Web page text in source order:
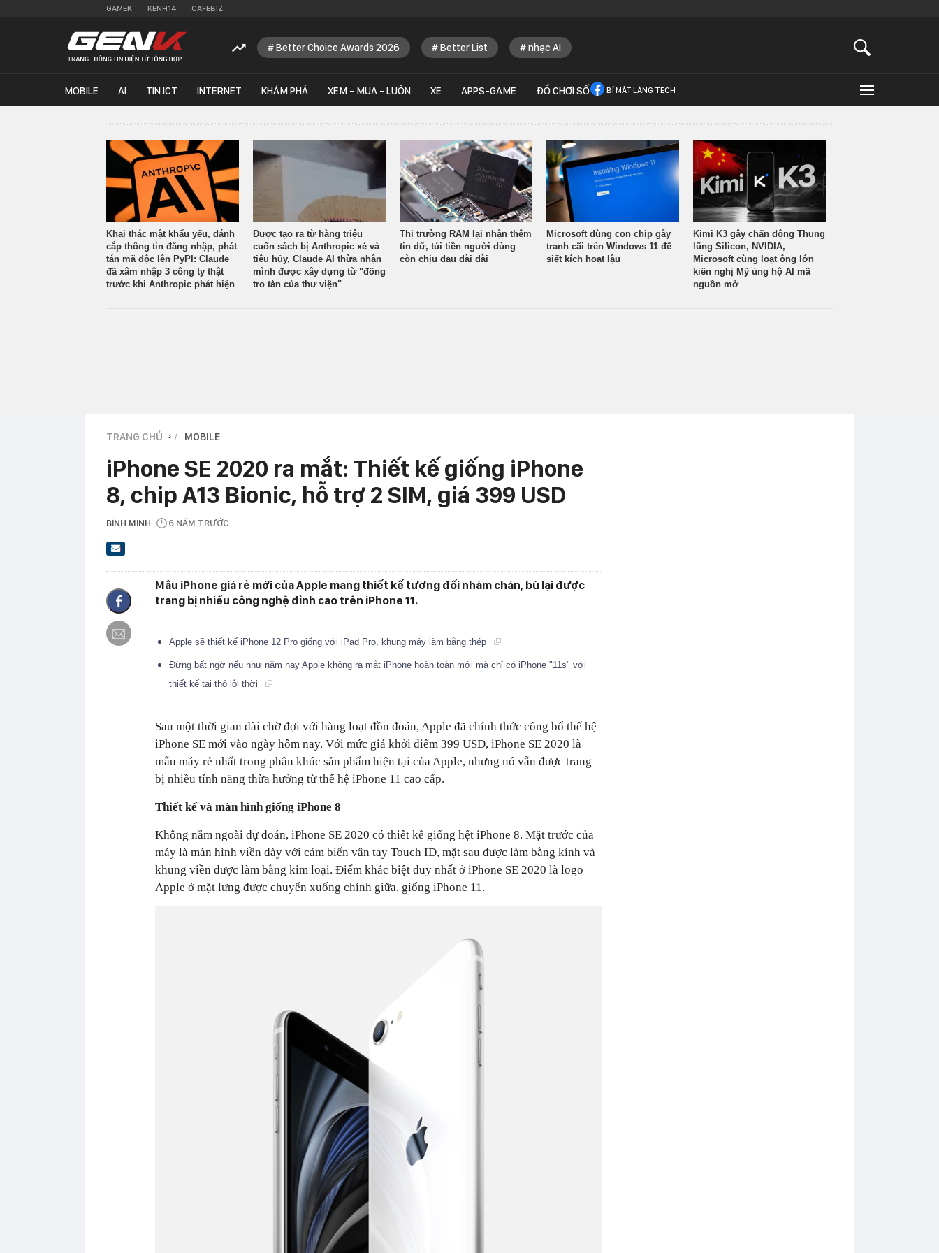
GAMEK KENH14 CAFEBIZ
Better Choice Awards 2026 Better List nhạc AI
MOBILE AI TIN ICT INTERNET KHÁM PHÁ XEM - MUA - LUÔN XE APPS-GAME ĐỒ CHƠI SỐ BÍ MẬT LÀNG TECH
Khai thác mật khẩu yếu, đánh
cắp thông tin đăng nhập, phát
tán mã độc lên PyPI: Claude
đã xâm nhập 3 công ty thật
trước khi Anthropic phát hiện
Được tạo ra từ hàng triệu
cuốn sách bị Anthropic xé và
tiêu hủy, Claude AI thừa nhận
mình được xây dựng từ "đống
tro tàn của thư viện"
Thị trường RAM lại nhận thêm
tin dữ, túi tiền người dùng
còn chịu đau dài dài
Microsoft dùng con chip gây
tranh cãi trên Windows 11 để
siết kích hoạt lậu
Kimi K3 gây chấn động Thung
lũng Silicon, NVIDIA,
Microsoft cùng loạt ông lớn
kiến nghị Mỹ ủng hộ AI mã
nguồn mở
TRANG CHỦ › MOBILE
iPhone SE 2020 ra mắt: Thiết kế giống iPhone
8, chip A13 Bionic, hỗ trợ 2 SIM, giá 399 USD
BÌNH MINH 6 NĂM TRƯỚC
Mẫu iPhone giá rẻ mới của Apple mang thiết kế tương đối nhàm chán, bù lại được
trang bị nhiều công nghệ đỉnh cao trên iPhone 11.
Apple sẽ thiết kế iPhone 12 Pro giống với iPad Pro, khung máy làm bằng thép
Đừng bất ngờ nếu như năm nay Apple không ra mắt iPhone hoàn toàn mới mà chỉ có iPhone "11s" với
thiết kế tai thỏ lỗi thời
Sau một thời gian dài chờ đợi với hàng loạt đồn đoán, Apple đã chính thức công bố thế hệ
iPhone SE mới vào ngày hôm nay. Với mức giá khởi điểm 399 USD, iPhone SE 2020 là
mẫu máy rẻ nhất trong phân khúc sản phẩm hiện tại của Apple, nhưng nó vẫn được trang
bị nhiều tính năng thừa hưởng từ thế hệ iPhone 11 cao cấp.
Thiết kế và màn hình giống iPhone 8
Không nằm ngoài dự đoán, iPhone SE 2020 có thiết kế giống hệt iPhone 8. Mặt trước của
máy là màn hình viền dày với cảm biến vân tay Touch ID, mặt sau được làm bằng kính và
khung viền được làm bằng kim loại. Điểm khác biệt duy nhất ở iPhone SE 2020 là logo
Apple ở mặt lưng được chuyển xuống chính giữa, giống iPhone 11.